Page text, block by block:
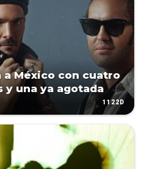
México con cuatro
y una ya agotada
1122D